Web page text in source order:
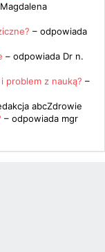
– odpowiada
– odpowiada Dr n.
problem z nauką? –
abcZdrowie
– odpowiada mgr